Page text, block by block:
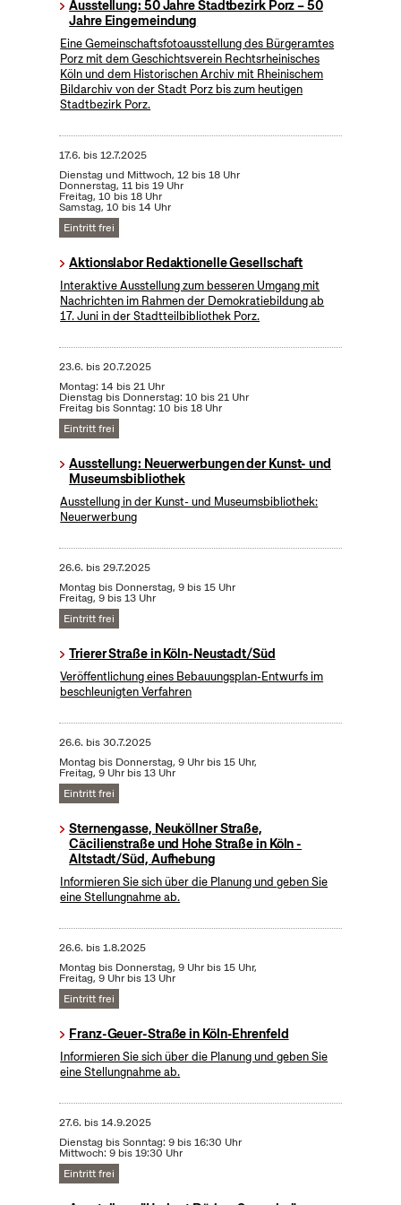
Ausstellung: 50 Jahre Stadtbezirk Porz – 50
Jahre Eingemeindung
Eine Gemeinschaftsfotoausstellung des Bürgeramtes
Porz mit dem Geschichtsverein Rechtsrheinisches
Köln und dem Historischen Archiv mit Rheinischem
Bildarchiv von der Stadt Porz bis zum heutigen
Stadtbezirk Porz.
17.6. bis12.7.2025
Dienstag und Mittwoch, 12 bis 18 Uhr
Donnerstag, 11 bis 19 Uhr
Freitag, 10 bis 18 Uhr
Samstag, 10 bis 14 Uhr
Eintritt frei
Aktionslabor Redaktionelle Gesellschaft
Interaktive Ausstellung zum besseren Umgang mit
Nachrichten im Rahmen der Demokratiebildung ab
17. Juni in der Stadtteilbibliothek Porz.
23.6. bis20.7.2025
Montag: 14 bis 21 Uhr
Dienstag bis Donnerstag: 10 bis 21 Uhr
Freitag bis Sonntag: 10 bis 18 Uhr
Eintritt frei
Ausstellung: Neuerwerbungen der Kunst- und
Museumsbibliothek
Ausstellung in der Kunst- und Museumsbibliothek:
Neuerwerbung
26.6. bis29.7.2025
Montag bis Donnerstag, 9 bis 15 Uhr
Freitag, 9 bis 13 Uhr
Eintritt frei
Trierer Straße in Köln-Neustadt/Süd
Veröffentlichung eines Bebauungsplan-Entwurfs im
beschleunigten Verfahren
26.6. bis30.7.2025
Montag bis Donnerstag, 9 Uhr bis 15 Uhr,
Freitag, 9 Uhr bis 13 Uhr
Eintritt frei
Sternengasse, Neuköllner Straße,
Cäcilienstraße und Hohe Straße in Köln -
Altstadt/Süd, Aufhebung
Informieren Sie sich über die Planung und geben Sie
eine Stellungnahme ab.
26.6. bis1.8.2025
Montag bis Donnerstag, 9 Uhr bis 15 Uhr,
Freitag, 9 Uhr bis 13 Uhr
Eintritt frei
Franz-Geuer-Straße in Köln-Ehrenfeld
Informieren Sie sich über die Planung und geben Sie
eine Stellungnahme ab.
27.6. bis14.9.2025
Dienstag bis Sonntag: 9 bis 16:30 Uhr
Mittwoch: 9 bis 19:30 Uhr
Eintritt frei